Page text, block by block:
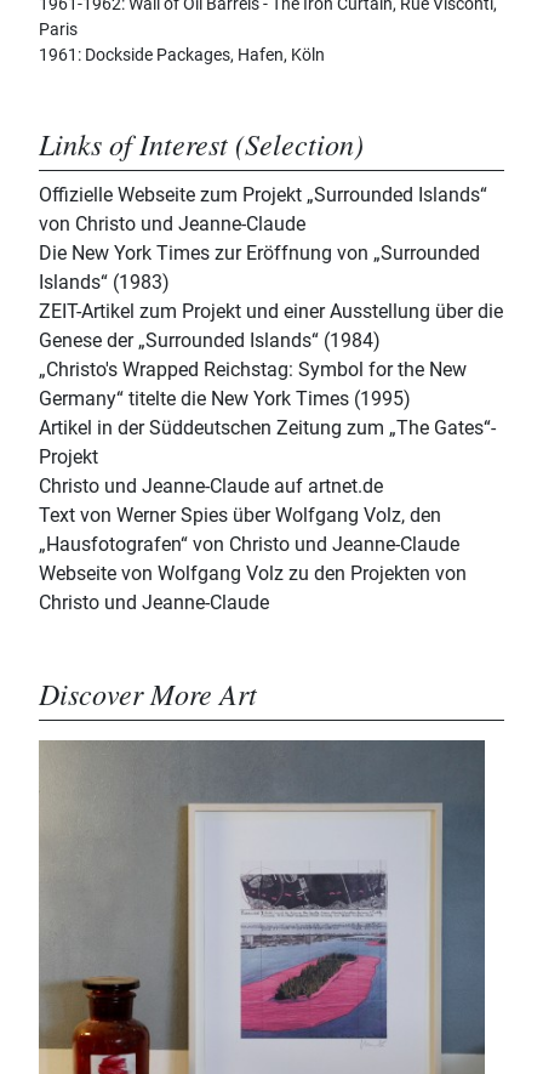
1961-1962: Wall of Oil Barrels - The Iron Curtain, Rue Visconti,
Paris
1961: Dockside Packages, Hafen, Köln
Links of Interest (Selection)
Offizielle Webseite zum Projekt „Surrounded Islands“
von Christo und Jeanne-Claude
Die New York Times zur Eröffnung von „Surrounded
Islands“ (1983)
ZEIT-Artikel zum Projekt und einer Ausstellung über die
Genese der „Surrounded Islands“ (1984)
„Christo's Wrapped Reichstag: Symbol for the New
Germany“ titelte die New York Times (1995)
Artikel in der Süddeutschen Zeitung zum „The Gates“-
Projekt
Christo und Jeanne-Claude auf artnet.de
Text von Werner Spies über Wolfgang Volz, den
„Hausfotografen“ von Christo und Jeanne-Claude
Webseite von Wolfgang Volz zu den Projekten von
Christo und Jeanne-Claude
Discover More Art